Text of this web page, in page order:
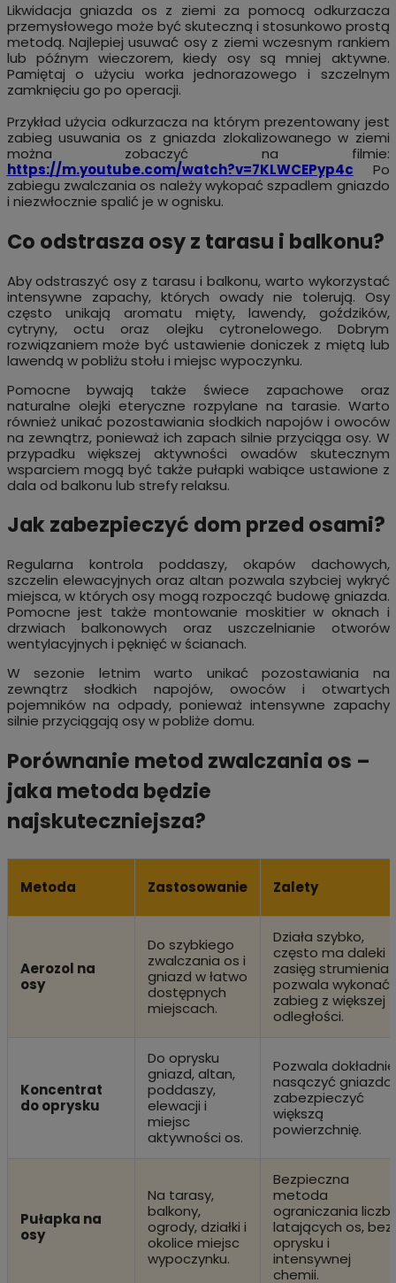
Likwidacja gniazda os z ziemi za pomocą odkurzacza
przemysłowego może być skuteczną i stosunkowo prostą
metodą. Najlepiej usuwać osy z ziemi wczesnym rankiem
lub późnym wieczorem, kiedy osy są mniej aktywne.
Pamiętaj o użyciu worka jednorazowego i szczelnym
zamknięciu go po operacji.
Przykład użycia odkurzacza na którym prezentowany jest
zabieg usuwania os z gniazda zlokalizowanego w ziemi
można zobaczyć na filmie:
https://m.youtube.com/watch?v=7KLWCEPyp4c Po
zabiegu zwalczania os należy wykopać szpadlem gniazdo
i niezwłocznie spalić je w ognisku.
Co odstrasza osy z tarasu i balkonu?
Aby odstraszyć osy z tarasu i balkonu, warto wykorzystać
intensywne zapachy, których owady nie tolerują. Osy
często unikają aromatu mięty, lawendy, goździków,
cytryny, octu oraz olejku cytronelowego. Dobrym
rozwiązaniem może być ustawienie doniczek z miętą lub
lawendą w pobliżu stołu i miejsc wypoczynku.
Pomocne bywają także świece zapachowe oraz
naturalne olejki eteryczne rozpylane na tarasie. Warto
również unikać pozostawiania słodkich napojów i owoców
na zewnątrz, ponieważ ich zapach silnie przyciąga osy. W
przypadku większej aktywności owadów skutecznym
wsparciem mogą być także pułapki wabiące ustawione z
dala od balkonu lub strefy relaksu.
Jak zabezpieczyć dom przed osami?
Regularna kontrola poddaszy, okapów dachowych,
szczelin elewacyjnych oraz altan pozwala szybciej wykryć
miejsca, w których osy mogą rozpocząć budowę gniazda.
Pomocne jest także montowanie moskitier w oknach i
drzwiach balkonowych oraz uszczelnianie otworów
wentylacyjnych i pęknięć w ścianach.
W sezonie letnim warto unikać pozostawiania na
zewnątrz słodkich napojów, owoców i otwartych
pojemników na odpady, ponieważ intensywne zapachy
silnie przyciągają osy w pobliże domu.
Porównanie metod zwalczania os –
jaka metoda będzie
najskuteczniejsza?
Metoda Zastosowanie Zalety
Aerozol na
osy
Do szybkiego
zwalczania os i
gniazd w łatwo
dostępnych
miejscach.
Działa szybko,
często ma daleki
zasięg strumienia i
pozwala wykonać
zabieg z większej
odległości.
Koncentrat
do oprysku
Do oprysku
gniazd, altan,
poddaszy,
elewacji i
miejsc
aktywności os.
Pozwala dokładnie
nasączyć gniazdo
zabezpieczyć
większą
powierzchnię.
Pułapka na
osy
Na tarasy,
balkony,
ogrody, działki i
okolice miejsc
wypoczynku.
Bezpieczna
metoda
ograniczania
latających os, bez
oprysku i
intensywnej
chemii.